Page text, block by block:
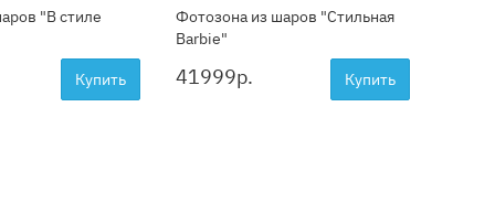
"В стиле
Купить
Фотозона из шаров "Стильная
Barbie"
41999р. Купить